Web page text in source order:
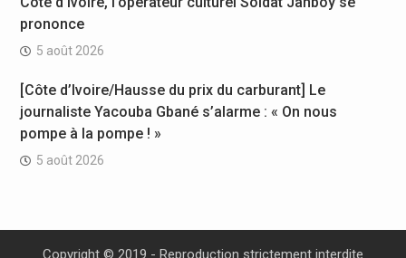
prononce
5 août 2026
[Côte d’Ivoire/Hausse du prix du carburant] Le
journaliste Yacouba Gbané s’alarme : « On nous
pompe à la pompe ! »
5 août 2026
Copyright © 2019 - Reproduction strictement interdite